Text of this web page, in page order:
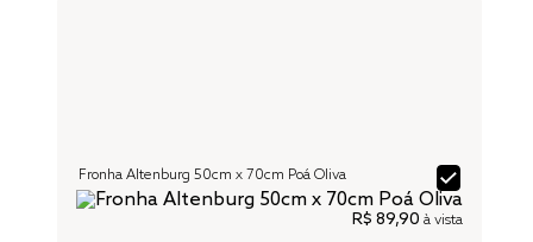
Fronha Altenburg 50cm x 70cm Poá Oliva
R$ 89,90 à vista